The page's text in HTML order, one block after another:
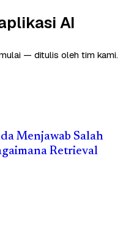
AI
— ditulis oleh tim kami.
Menjawab Salah
Retrieval